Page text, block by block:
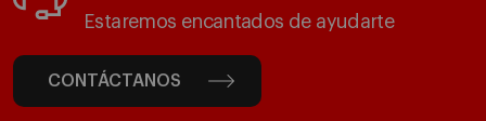
Estaremos encantados de ayudarte
CONTÁCTANOS